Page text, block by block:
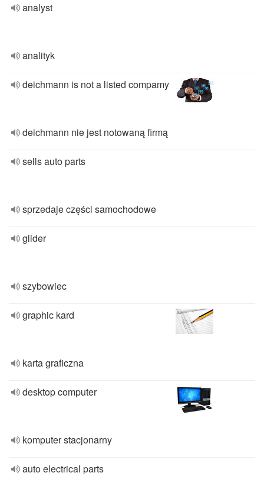
analyst
analityk
deichmann is not a listed compamy
deichmann nie jest notowaną firmą
sells auto parts
sprzedaje części samochodowe
glider
szybowiec
graphic kard
karta graficzna
desktop computer
komputer stacjonarny
auto electrical parts